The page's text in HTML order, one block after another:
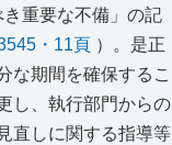
重要な不備」の記
・11頁 ）。是正
な期間を確保するこ
し、執行部門からの
直しに関する指導等